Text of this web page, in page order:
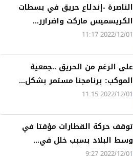
الناصرة -إندلاع حريق في بسطات
الكريسميس ماركت واضرارر...
2022/12/01 11:17
على الرغم من الحريق ..جمعية
الموكب: برنامجنا مستمر بشكل...
2022/12/01 11:15
توقف حركة القطارات مؤقتا في
وسط البلاد بسبب خلل في...
2022/12/01 9:27